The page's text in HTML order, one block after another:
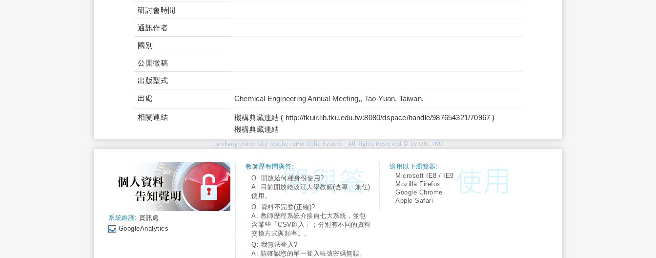
研討會時間
通訊作者
國別
公開徵稿
出版型式
出處 Chemical Engineering Annual Meeting,, Tao-Yuan, Taiwan.
相關連結
機構典藏連結 ( http://tkuir.lib.tku.edu.tw:8080/dspace/handle/987654321/70967 )
機構典藏連結
Tamkang University Teacher ePortfolio System - All Rights Reserved © by OIS, TKU
系統維護: 資訊處
GoogleAnalytics
教師歷程問與答:
Q: 開放給何種身份使用?
A: 目前開放給淡江大學教師(含專、兼任)
使用。
Q: 資料不完整(正確)?
A: 教師歷程系統介接自七大系統，並包
含某些「CSV匯入」；分別有不同的資料
交換方式與頻率。。
Q: 我無法登入?
A: 請確認您的單一登入帳號密碼無誤。
適用以下瀏覽器:
Microsoft IE8 / IE9
Mozilla Firefox
Google Chrome
Apple Safari